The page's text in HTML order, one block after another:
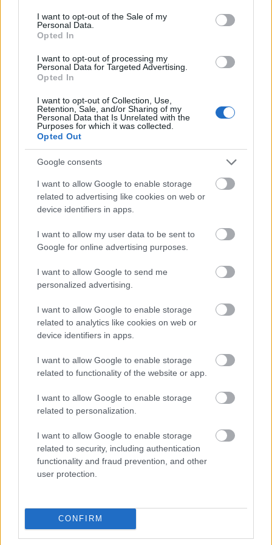
consent section.
I want to opt-out of the Sale of my
Personal Data.
Opted In
I want to opt-out of processing my
Personal Data for Targeted Advertising.
Opted In
I want to opt-out of Collection, Use,
Retention, Sale, and/or Sharing of my
Personal Data that Is Unrelated with the
Purposes for which it was collected.
Opted Out
Google consents
I want to allow Google to enable storage
related to advertising like cookies on web or
device identifiers in apps.
I want to allow my user data to be sent to
Google for online advertising purposes.
I want to allow Google to send me
personalized advertising.
I want to allow Google to enable storage
related to analytics like cookies on web or
device identifiers in apps.
I want to allow Google to enable storage
related to functionality of the website or app.
I want to allow Google to enable storage
related to personalization.
I want to allow Google to enable storage
related to security, including authentication
functionality and fraud prevention, and other
user protection.
CONFIRM
munka miatt és a cégcsoportnál ezerszámra küldik
el a dolgozókat.
Kurt úrfi teutonordikus vezértroll
8 éve
@conchita wurst: Nem csökken az adósság. Ebből is
látszik hogy fingod nincs a tényekről. Az adósság
forintban és euróban számolva is rendesen nőtt.
putris72
8 éve
: Gyurcsány tette
félre? Én nem vagyok tisztában a dolgokkal? Érted is
amiket le írtál! A hülyeség nem tény! Hinni benne
meg nem azt jelenti, hogy tisztában vagy a tényekkel!
Nem értitek, hogy az autópályán mindenki szembe
jön veletek! Tuti biztos mindenki, hülye, de ti a
mütyürke többség tis tudjátok a tutit! Igaz, hogy
ezeket a tényeket a többség másképp látja, érzi, és
tudja, de titeket ez nem zavar !Kíváncsi leszek majd a
pofára esésre kell majd valami!
Kuviklacz
@conchita wurst: Na most hallgass el, mert csak
égeted magad a fogalmatlanságoddal.
8 éve
@taga20: